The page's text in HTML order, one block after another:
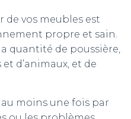
de vos meubles est
propre et sain.
quantité de poussière,
d’animaux, et de
moins une fois par